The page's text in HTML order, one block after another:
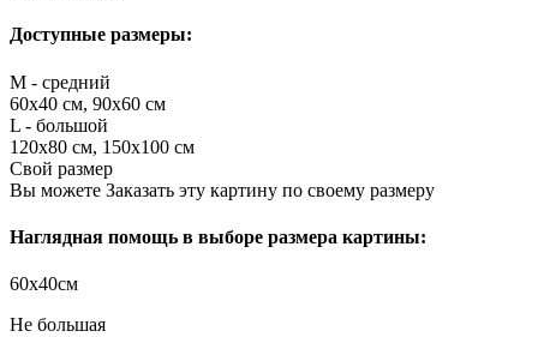
Доступные размеры:
M - средний
60х40 см, 90х60 см
L - большой
120х80 см, 150х100 см
Свой размер
Вы можете Заказать эту картину по своему размеру
Наглядная помощь в выборе размера картины:
60х40см
Не большая